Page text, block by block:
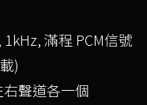
1kHz, 滿程 PCM信號
)
聲道各一個